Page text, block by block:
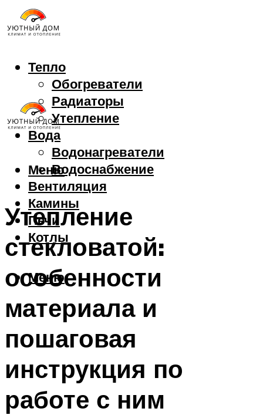
Тепло
Обогреватели
Радиаторы
Утепление
Вода
Водонагреватели
Водоснабжение
Вентиляция
Камины
Печи
Котлы
Меню
Меню
Утепление
стекловатой:
особенности
материала и
пошаговая
инструкция по
работе с ним